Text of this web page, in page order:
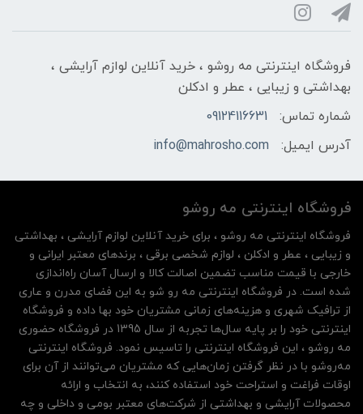
فروشگاه اینترنتی مه‌ رو‌شو ، خرید آنلاین لوازم آرایشی ،
بهداشتی و زیبایی ، عطر و ادکلن
شماره تماس:
09124116631
آدرس ایمیل:
info@mahrosho.com
فروشگاه اینترنتی مه‌ رو‌شو
فروشگاه اینترنتی مه‌ رو‌شو ، برای خرید آنلاین لوازم آرایشی ، بهداشتی
و زیبایی ، عطر و ادکلن ، لوازم شخصی برقی ، برندهای معتبر ایرانی و
خارجی با قیمت مناسب تضمین اصالت کالا و ارسال آسان راه‌اندازی
شده است. در فروشگاه اینترنتی مه رو شو به این فضای مدرن و عاری
از ترافیک شهری و هزینه‌های زمانی مشتریان خود بها داده و فروشگاه
اینترنتی خود را بر پایه سال‌ها تجربه از سال 1395 در فروشگاه حضوری
مه روشو ، این فروشگاه اینترنتی را تاسیس نمود. فروشگاه اینترنتی
مه‌رو‌شو با در نظر گرفتن زمان‌هایی که مشتریان می‌توانند از آن‌ برای
اوقات فراغت و استراحت خود استفاده کنند، به انتخاب و ارائه
محصولات آرایشی و بهداشتی از شرکت‌های معتبر بومی و داخلی و چه